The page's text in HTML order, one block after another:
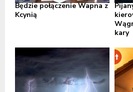
Będzie połączenie Wapna z
Kcynią
kary